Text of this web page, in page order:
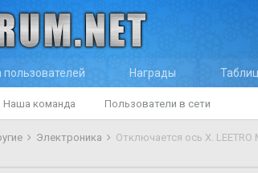
Наша команда Пользователи в сети
пользователей Награды
Электроника Отключается ось X. LEETRO